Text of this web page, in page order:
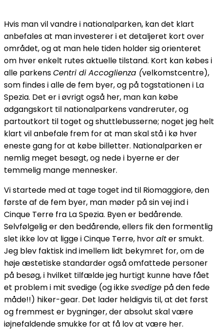
Hvis man vil vandre i nationalparken, kan det klart
anbefales at man investerer i et detaljeret kort over
området, og at man hele tiden holder sig orienteret
om hver enkelt rutes aktuelle tilstand. Kort kan købes i
alle parkensCentri di Accoglienza (velkomstcentre),
som findes i alle de fem byer, og på togstationen i La
Spezia. Det er i øvrigt også her, man kan købe
adgangskort til nationalparkens vandreruter, og
partoutkort til toget og shuttlebusserne; noget jeg helt
klart vil anbefale frem for at man skal stå i kø hver
eneste gang for at købe billetter. Nationalparken er
nemlig meget besøgt, og nede i byerne er der
temmelig mange mennesker.
Vi startede med at tage toget ind til Riomaggiore, den
første af de fem byer, man møder på sin vej ind i
Cinque Terre fra La Spezia. Byen er bedårende.
Selvfølgelig er den bedårende, ellers fik den formentlig
slet ikke lov at ligge i Cinque Terre, hvoralter smukt.
Jeg blev faktisk ind imellem lidt bekymret for, om de
høje æstetiske standarder også omfattede personer
på besøg, i hvilket tilfælde jeg hurtigt kunne have fået
et problem i mit svedige (og ikkesvedige på den fede
måde!!) hiker-gear. Det lader heldigvis til, at det først
og fremmest er bygninger, der absolut skal være
iøjnefaldende smukke for at få lov at være her.